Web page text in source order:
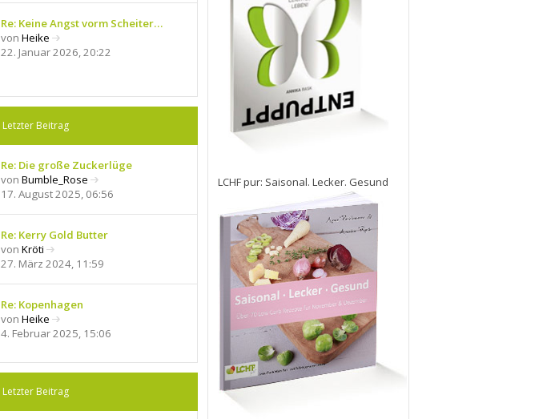
LCHF pur: Saisonal. Lecker. Gesund
B
i
a
g
u
e
t
B
e
i
a
g
Re: Keine Angst vorm Scheiter…
von Heike
N
s
t
e
r
B
e
i
a
22. Januar 2026, 20:22
Letzter Beitrag
Re: Die große Zuckerlüge
von Bumble_Rose
N
u
e
t
i
r
17. August 2025, 06:56
Re: Kerry Gold Butter
von Kröti
N
u
e
s
t
r
B
e
27. März 2024, 11:59
Re: Kopenhagen
von Heike
N
u
e
s
4. Februar 2025, 15:06
Letzter Beitrag